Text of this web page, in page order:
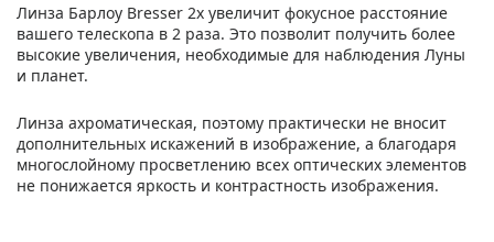
Линза Барлоу Bresser 2х увеличит фокусное расстояние
вашего телескопа в 2 раза. Это позволит получить более
высокие увеличения, необходимые для наблюдения Луны
и планет.
Линза ахроматическая, поэтому практически не вносит
дополнительных искажений в изображение, а благодаря
многослойному просветлению всех оптических элементов
не понижается яркость и контрастность изображения.